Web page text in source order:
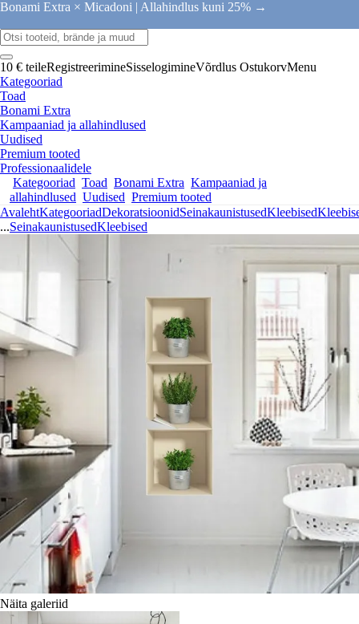
Bonami Extra × Micadoni | Allahindlus kuni 25% →
10 € teileRegistreerimineSisselogimineVõrdlus OstukorvMenu
Kategooriad
Toad
Bonami Extra
Kampaaniad ja allahindlused
Uudised
Premium tooted
Professionaalidele
Kategooriad Toad Bonami Extra Kampaaniad ja
allahindlused Uudised Premium tooted
AvalehtKategooriadDekoratsioonidSeinakaunistusedKleebised
...SeinakaunistusedKleebised
Näita galeriid